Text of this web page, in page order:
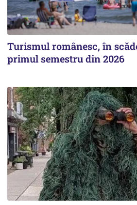
Turismul românesc, în
primul semestru din 2026